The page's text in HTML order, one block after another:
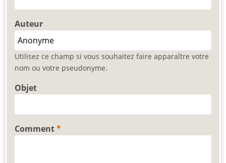
Auteur
Utilisez ce champ si vous souhaitez faire apparaître votre
nom ou votre pseudonyme.
Objet
Comment